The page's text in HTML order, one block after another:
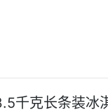
千克长条装冰